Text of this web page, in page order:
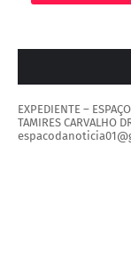
EXPEDIENTE –
TAMIRES CARVALHO